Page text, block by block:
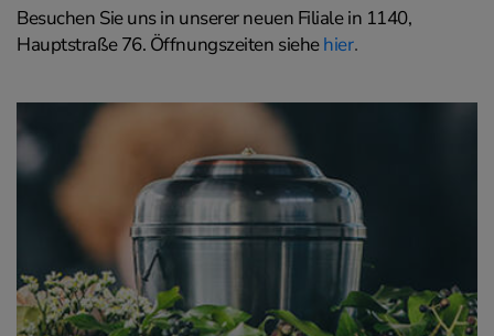
Besuchen Sie uns in unserer neuen Filiale in 1140,
Hauptstraße 76. Öffnungszeiten siehehier.